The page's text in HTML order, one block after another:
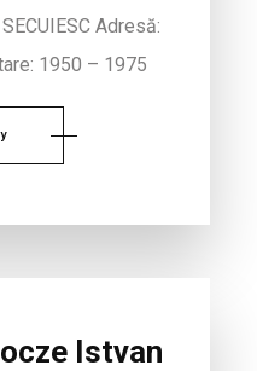
Adresă:
1950 – 1975
Istvan